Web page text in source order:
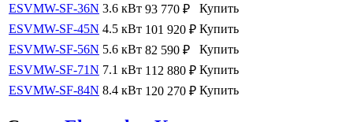
ESVMW-SF-36N 3.6 кВт 93 770 ₽
Купить
ESVMW-SF-45N 4.5 кВт 101 920 ₽ Купить
ESVMW-SF-56N 5.6 кВт 82 590 ₽
Купить
ESVMW-SF-71N 7.1 кВт 112 880 ₽ Купить
ESVMW-SF-84N 8.4 кВт 120 270 ₽ Купить